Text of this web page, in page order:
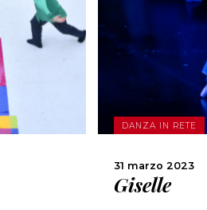
DANZA IN RETE
31 marzo 2023
Giselle